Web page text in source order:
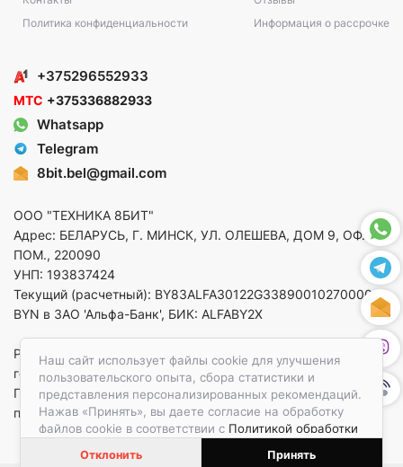
Наш сайт использует файлы cookie для улучшения
пользовательского опыта, сбора статистики и
представления персонализированных рекомендаций.
Нажав «Принять», вы даете согласие на обработку
файлов cookie в соответствии с Политикой обработки
Отклонить Принять
Политика конфиденциальности
Информация о рассрочке
+375296552933
МТС +375336882933
Whatsapp
Telegram
8bit.bel@gmail.com
ООО "ТЕХНИКА 8БИТ"
Адрес: БЕЛАРУСЬ, Г. МИНСК, УЛ. ОЛЕШЕВА, ДОМ 9, ОФ. 5,
ПОМ., 220090
УНП: 193837424
Текущий (расчетный): BY83ALFA30122G33890010270000 в
BYN в ЗАО 'Альфа-Банк', БИК: ALFABY2X
Регистрация в торговом реестре от 14.08.2025 Минский
горисполком
По вопросам защиты прав потребителей
приемная:+375173783412